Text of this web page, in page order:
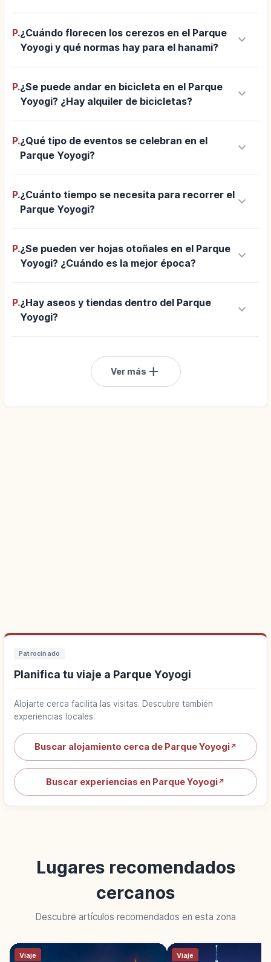
P.¿Cuándo florecen los cerezos en el Parque
Yoyogi y qué normas hay para el hanami?
keyboard_arrow_down
P.¿Se puede andar en bicicleta en el Parque
Yoyogi? ¿Hay alquiler de bicicletas?
keyboard_arrow_down
P.¿Qué tipo de eventos se celebran en el
Parque Yoyogi?
keyboard_arrow_down
P.¿Cuánto tiempo se necesita para recorrer el
Parque Yoyogi?
keyboard_arrow_down
P.¿Se pueden ver hojas otoñales en el Parque
Yoyogi? ¿Cuándo es la mejor época?
keyboard_arrow_down
P.¿Hay aseos y tiendas dentro del Parque
Yoyogi?
keyboard_arrow_down
Ver más add
Patrocinado
Planifica tu viaje a Parque Yoyogi
Alojarte cerca facilita las visitas. Descubre también
experiencias locales.
Buscar alojamiento cerca de Parque Yoyogi↗
Buscar experiencias en Parque Yoyogi↗
Lugares recomendados
cercanos
Descubre artículos recomendados en esta zona
Viaje Viaje